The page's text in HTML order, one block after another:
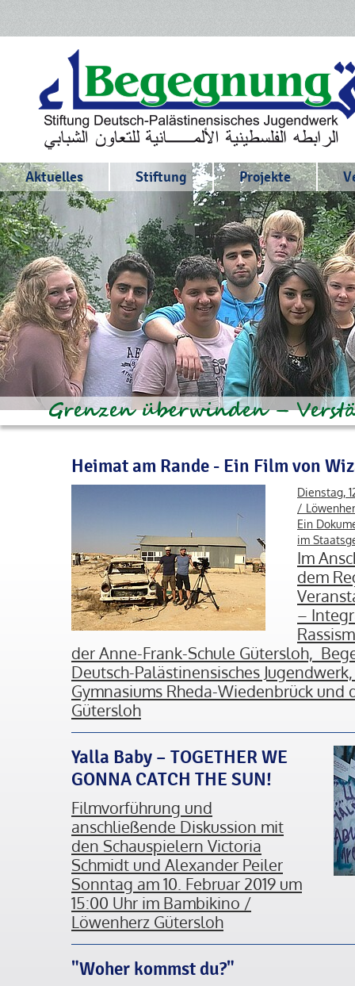
Aktuelles Stiftung Projekte
Heimat am Rande - Ein Film von
Dienstag,
/
Ein
im
Im
dem
–
der Anne-Frank-Schule Gütersloh,
Deutsch-Palästinensisches
Gymnasiums Rheda-Wiedenbrück und
Gütersloh
Yalla Baby – TOGETHER WE
GONNA CATCH THE SUN!
Filmvorführung und
anschließende Diskussion mit
den Schauspielern Victoria
Schmidt und Alexander Peiler
Sonntag am 10. Februar 2019 um
15:00 Uhr im Bambikino /
Löwenherz Gütersloh
"Woher kommst du?"